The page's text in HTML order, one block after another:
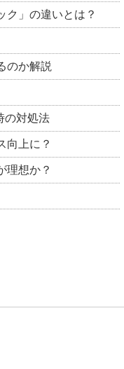
ク」の違いとは？
のか解説
の対処法
向上に？
理想か？